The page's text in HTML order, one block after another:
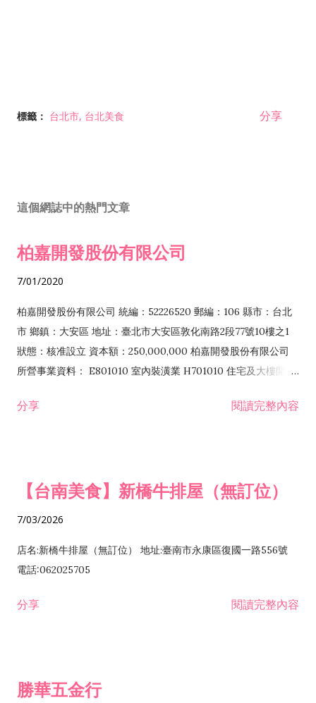
標籤： 台北市 台北美食 分享
這個網誌中的熱門文章
柏嘉開發股份有限公司
7/01/2020
柏嘉開發股份有限公司 統編：52226520 郵編：106 縣市：台北
市 鄉鎮：大安區 地址：臺北市大安區敦化南路2段77號10樓之1
狀態：核准設立 資本額：250,000,000 柏嘉開發股份有限公司
所營事業資料： E801010 室內裝潢業 H701010 住宅及大樓開發
發業 H703090 不動產買賣業 H703100 不動產租賃業 I503010
分享 閱讀完整內容
【台南美食】新橋牛排屋（無訂位）
7/03/2026
店名:新橋牛排屋（無訂位） 地址:臺南市永康區復國一路556號
電話:062025705
分享 閱讀完整內容
勝華五金行